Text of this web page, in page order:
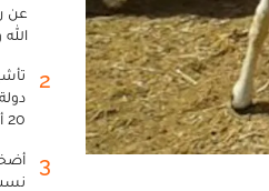
عن
الله
2
20 ألف دولار
3